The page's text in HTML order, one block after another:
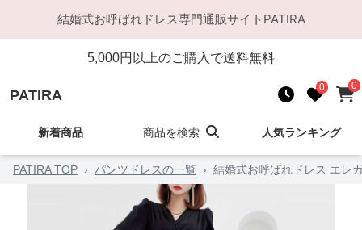
結婚式お呼ばれドレス専門通販サイト PATIRA
5,000円以上のご購入で送料無料
PATIRA 0 0
新着商品 商品を検索 人気ランキング
PATIRA TOP › パンツドレスの一覧 › 結婚式お呼ばれドレス エレ